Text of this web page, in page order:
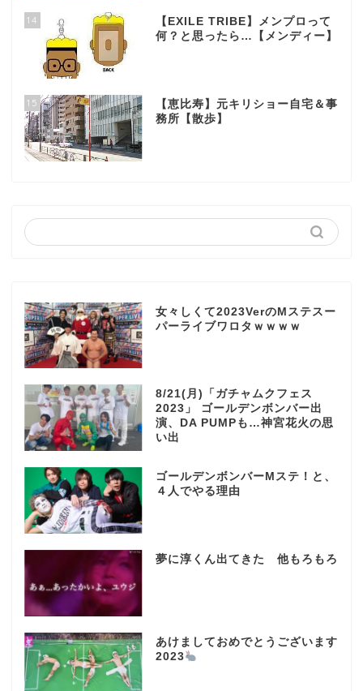
14
【EXILE TRIBE】メンプロって
何？と思ったら…【メンディー】
15
【恵比寿】元キリショー自宅＆事
務所【散歩】
女々しくて2023VerのMステスー
パーライブワロタｗｗｗｗ
8/21(月)「ガチャムクフェス
2023」 ゴールデンボンバー出
演、DA PUMPも…神宮花火の思
い出
ゴールデンボンバーMステ！と、
４人でやる理由
夢に淳くん出てきた 他もろもろ
あけましておめでとうございます
2023